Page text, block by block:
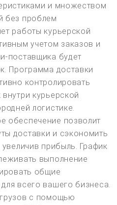
и множеством
без проблем
работы курьерской
учетом заказов и
поставщика будет
Программа доставки
контролировать
курьерской
логистике.
обеспечение позволит
доставки и сэкономить
прибыль. График
выполнение
общие
всего вашего бизнеса.
с помощью